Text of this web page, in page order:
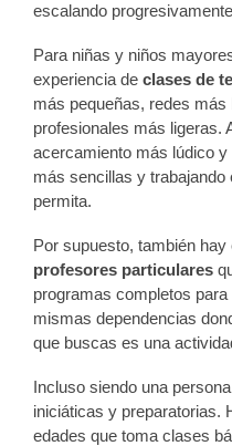
escalando
Para niñas y niños
experiencia de clases de
más pequeñas, redes
profesionales más ligeras.
acercamiento más lúdico
más sencillas y trabajando
permita.
Por supuesto, también
profesores particulares
programas completos
mismas dependencias
que buscas es una
Incluso siendo una
iniciáticas y preparatorias.
edades que toma clases